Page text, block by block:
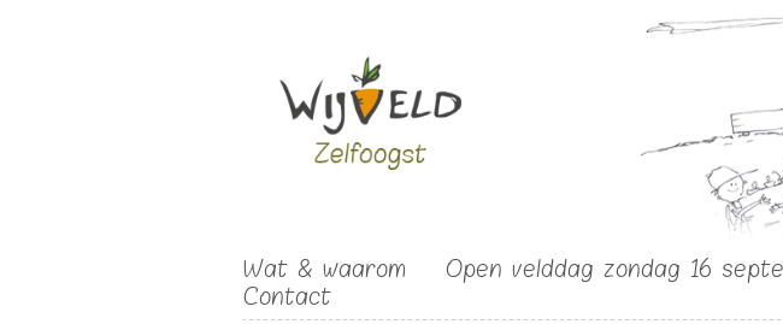
Wat & waarom Open velddag zondag 16
Contact